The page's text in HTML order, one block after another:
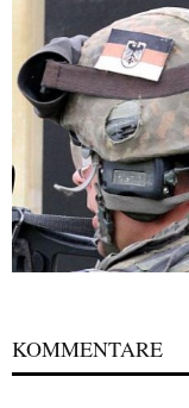
KOMMENTARE